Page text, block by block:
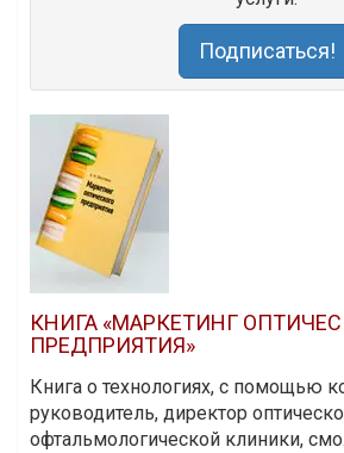
Подписаться!
КНИГА «МАРКЕТИНГ
ПРЕДПРИЯТИЯ»
Книга о технологиях, с помощью
руководитель, директор
офтальмологической клиники,